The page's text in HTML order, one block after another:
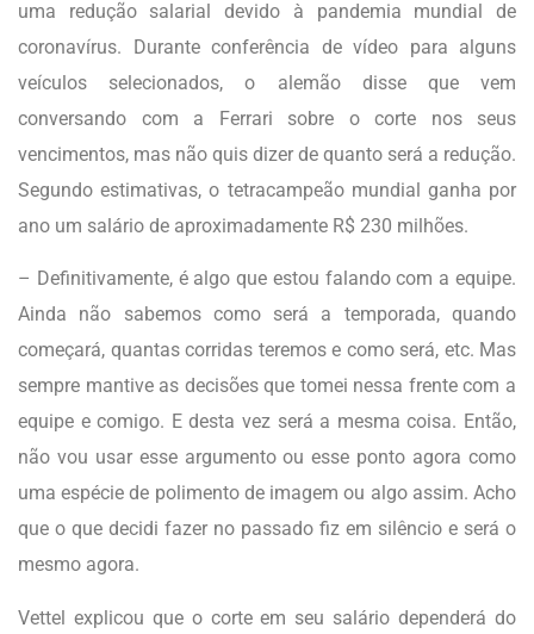
uma redução salarial devido à pandemia mundial de
coronavírus. Durante conferência de vídeo para alguns
veículos selecionados, o alemão disse que vem
conversando com a Ferrari sobre o corte nos seus
vencimentos, mas não quis dizer de quanto será a redução.
Segundo estimativas, o tetracampeão mundial ganha por
ano um salário de aproximadamente R$ 230 milhões.
– Definitivamente, é algo que estou falando com a equipe.
Ainda não sabemos como será a temporada, quando
começará, quantas corridas teremos e como será, etc. Mas
sempre mantive as decisões que tomei nessa frente com a
equipe e comigo. E desta vez será a mesma coisa. Então,
não vou usar esse argumento ou esse ponto agora como
uma espécie de polimento de imagem ou algo assim. Acho
que o que decidi fazer no passado fiz em silêncio e será o
mesmo agora.
Vettel explicou que o corte em seu salário dependerá do